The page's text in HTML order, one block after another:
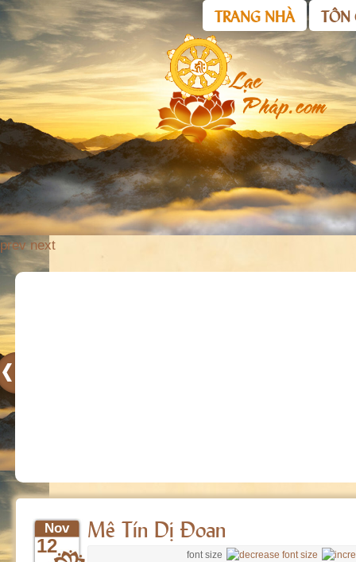
prev next
TRANG NHÀ TÔN
Mê Tín Dị Đoan
Nov
12 font size